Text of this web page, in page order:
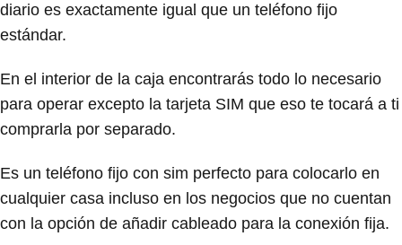
diario es exactamente igual que un teléfono fijo
estándar.
En el interior de la caja encontrarás todo lo necesario
para operar excepto la tarjeta SIM que eso te tocará a ti
comprarla por separado.
Es un teléfono fijo con sim perfecto para colocarlo en
cualquier casa incluso en los negocios que no cuentan
con la opción de añadir cableado para la conexión fija.